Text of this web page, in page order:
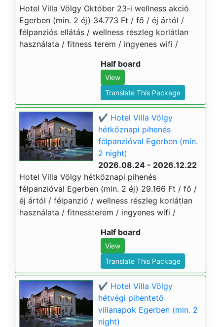
Hotel Villa Völgy Október 23-i wellness akció
Egerben (min. 2 éj) 34.773 Ft / fő / éj ártól /
félpanziós ellátás / wellness részleg korlátlan
használata / fitness terem / ingyenes wifi /
Half board
View
Translate This Package
✔️ Hotel Villa Völgy
hétköznapi pihenés
félpanzióval Egerben (min.
2 night)
2026.08.24 - 2026.12.22
Hotel Villa Völgy hétköznapi pihenés
félpanzióval Egerben (min. 2 éj) 29.166 Ft / fő /
éj ártól / félpanzió / wellness részleg korlátlan
használata / fitnessterem / ingyenes wifi /
Half board
View
Translate This Package
✔️ Hotel Villa Völgy
hétvégi pihentető
villanapok Egerben (min. 2
night)